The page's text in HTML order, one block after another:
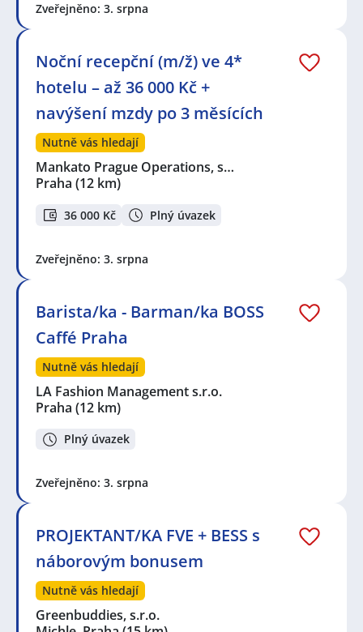
Zveřejněno: 3. srpna
Noční recepční (m/ž) ve 4*
hotelu – až 36 000 Kč +
navýšení mzdy po 3 měsících
Nutně vás hledají
Mankato Prague Operations, s…
Praha (12 km)
36 000 Kč Plný úvazek
Zveřejněno: 3. srpna
Barista/ka - Barman/ka BOSS
Caffé Praha
Nutně vás hledají
LA Fashion Management s.r.o.
Praha (12 km)
Plný úvazek
Zveřejněno: 3. srpna
PROJEKTANT/KA FVE + BESS s
náborovým bonusem
Nutně vás hledají
Greenbuddies, s.r.o.